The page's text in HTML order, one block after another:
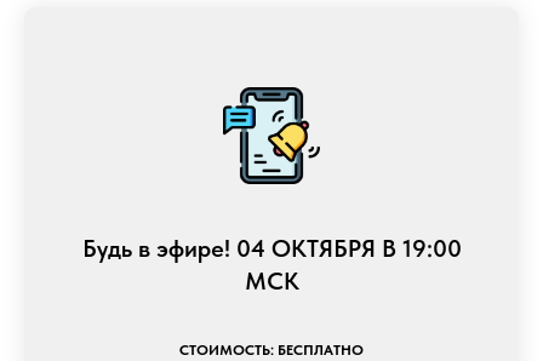
Будь в эфире! 04 ОКТЯБРЯ В 19:00
МСК
СТОИМОСТЬ: БЕСПЛАТНО